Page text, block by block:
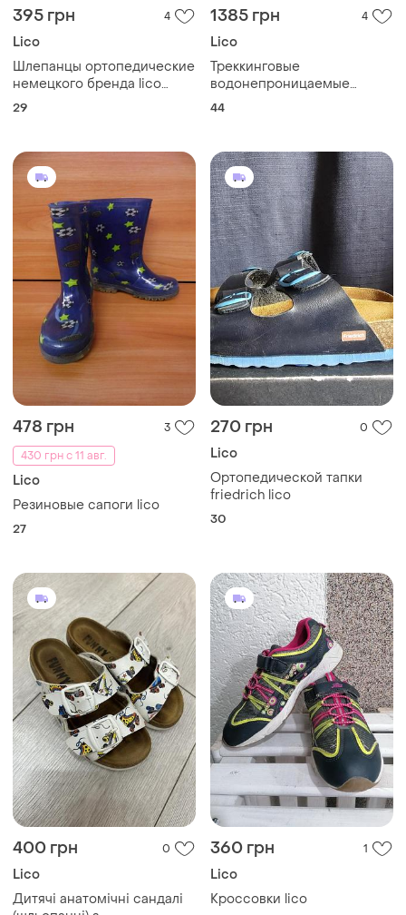
395 грн 4
Lico
Шлепанцы ортопедические
немецкого бренда lico
новые
29
1385 грн 4
Lico
Треккинговые
водонепроницаемые
кроссовки немецкого
44
478 грн
3
430 грн с 11 авг.
Lico
Резиновые сапоги lico
27
270 грн 0
Lico
Ортопедической тапки
friedrich lico
30
400 грн 0
Lico
Дитячі анатомічні сандалі
360 грн 1
Lico
Кроссовки lico